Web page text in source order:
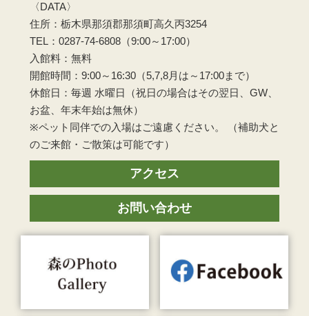
〈DATA〉
住所：栃木県那須郡那須町高久丙3254
TEL：0287-74-6808（9:00～17:00）
入館料：無料
開館時間：9:00～16:30（5,7,8月は～17:00まで）
休館日：毎週 水曜日（祝日の場合はその翌日、GW、
お盆、年末年始は無休）
※ペット同伴での入場はご遠慮ください。 （補助犬と
のご来館・ご散策は可能です）
アクセス
お問い合わせ